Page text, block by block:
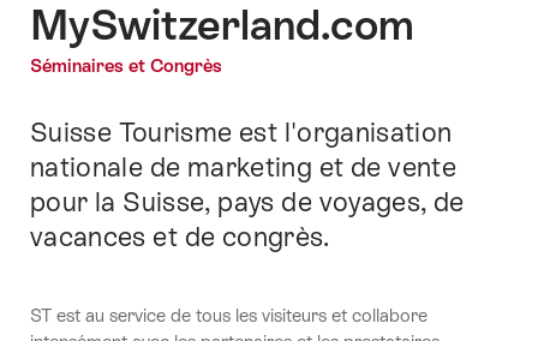
MySwitzerland.com
Séminaires et Congrès
Introduction
Suisse Tourisme est l'organisation
nationale de marketing et de vente
pour la Suisse, pays de voyages, de
vacances et de congrès.
ST est au service de tous les visiteurs et collabore